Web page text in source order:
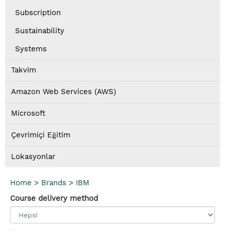
Subscription
Sustainability
Systems
Takvim
Amazon Web Services (AWS)
Microsoft
Çevrimiçi Eğitim
Lokasyonlar
Home > Brands > IBM
Course delivery method